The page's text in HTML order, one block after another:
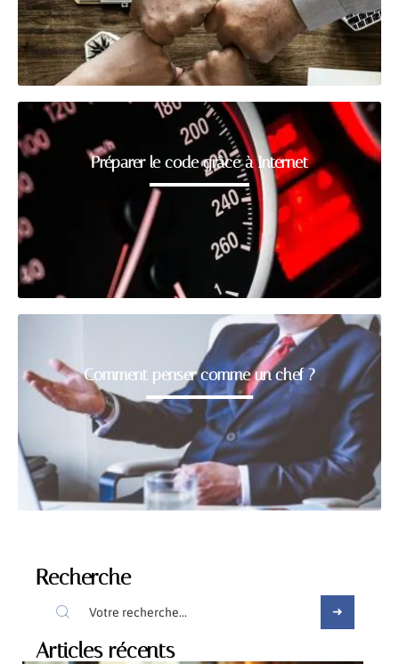
Préparer le code grâce à Internet
Comment penser comme un chef ?
Recherche
Articles récents